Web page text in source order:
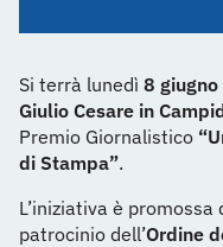
Si terrà lunedì 8
Giulio Cesare in
Premio Giornalistico
di Stampa”.
L’iniziativa è promossa
patrocinio dell’Ordine